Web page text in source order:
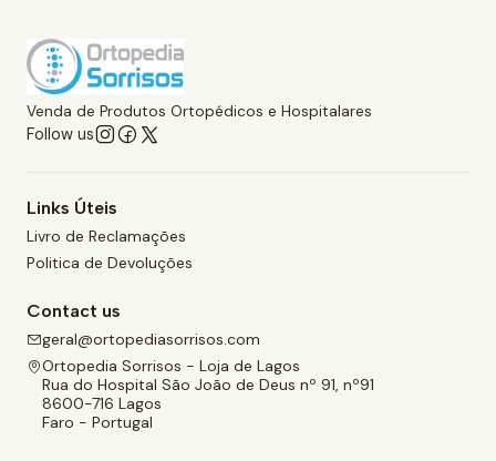
Venda de Produtos Ortopédicos e Hospitalares
Follow us
Links Úteis
Livro de Reclamações
Politica de Devoluções
Contact us
geral@ortopediasorrisos.com
Ortopedia Sorrisos - Loja de Lagos
Rua do Hospital São João de Deus nº 91, nº91
8600-716 Lagos
Faro - Portugal